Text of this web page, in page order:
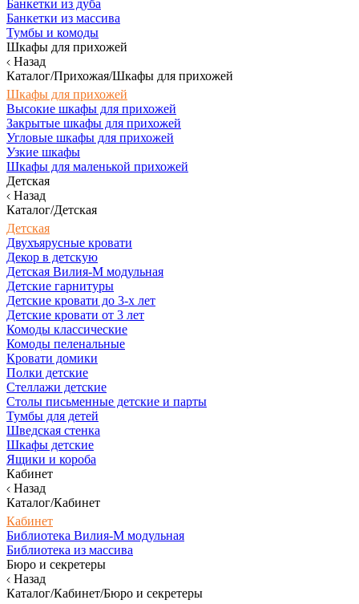
Банкетки из дуба
Банкетки из массива
Тумбы и комоды
Шкафы для прихожей
Назад
Каталог/Прихожая/Шкафы для прихожей
Шкафы для прихожей
Высокие шкафы для прихожей
Закрытые шкафы для прихожей
Угловые шкафы для прихожей
Узкие шкафы
Шкафы для маленькой прихожей
Детская
Назад
Каталог/Детская
Детская
Двухъярусные кровати
Декор в детскую
Детская Вилия-М модульная
Детские гарнитуры
Детские кровати до 3-х лет
Детские кровати от 3 лет
Комоды классические
Комоды пеленальные
Кровати домики
Полки детские
Стеллажи детские
Столы письменные детские и парты
Тумбы для детей
Шведская стенка
Шкафы детские
Ящики и короба
Кабинет
Назад
Каталог/Кабинет
Кабинет
Библиотека Вилия-М модульная
Библиотека из массива
Бюро и секретеры
Назад
Каталог/Кабинет/Бюро и секретеры